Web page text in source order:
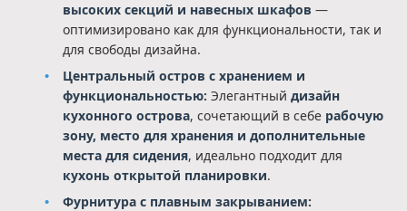
высоких секций и навесных шкафов —
оптимизировано как для функциональности, так и
для свободы дизайна.
Центральный остров с хранением и
функциональностью: Элегантный дизайн
кухонного острова, сочетающий в себе рабочую
зону, место для хранения и дополнительные
места для сидения, идеально подходит для
кухонь открытой планировки.
Фурнитура с плавным закрыванием: